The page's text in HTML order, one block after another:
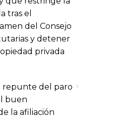
tras el
del Consejo
y detener
privada
repunte del paro
buen
la afiliación